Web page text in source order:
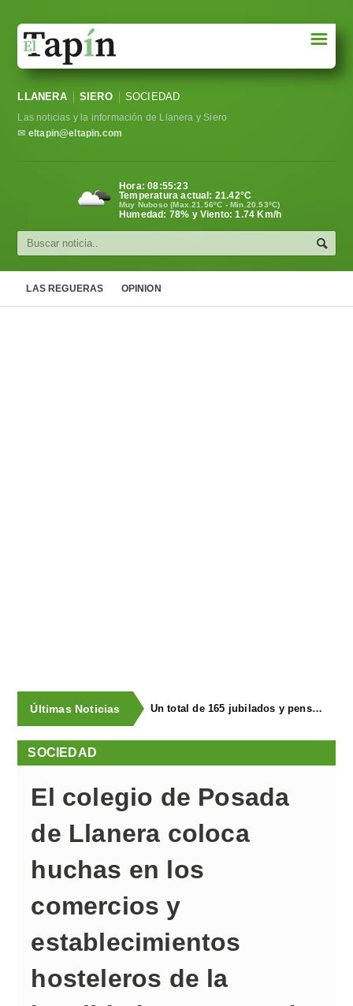
Sociedad
Política
Cultura
☰
LLANERA SIERO SOCIEDAD
Las noticias y la información de Llanera y Siero
✉ eltapin@eltapin.com
Hora:08:55:24
Temperatura actual: 21.42°C
Muy Nuboso (Max.21.56ºC - Min.20.53ºC)
Humedad: 78% y Viento: 1.74 Km/h
LAS REGUERAS OPINION
Últimas Noticias La Asociación de Vecinos de Santa Cruz descubrió los Covarones
SOCIEDAD
El colegio de Posada
de Llanera coloca
huchas en los
comercios y
establecimientos
hosteleros de la